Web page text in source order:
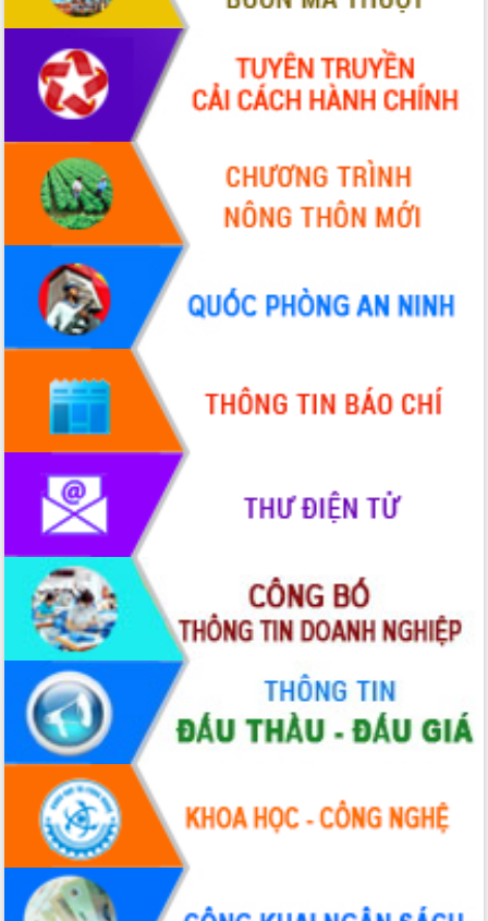
Không có file video nào để phát.
ALBUM ẢNH
LIÊN KẾT WEB